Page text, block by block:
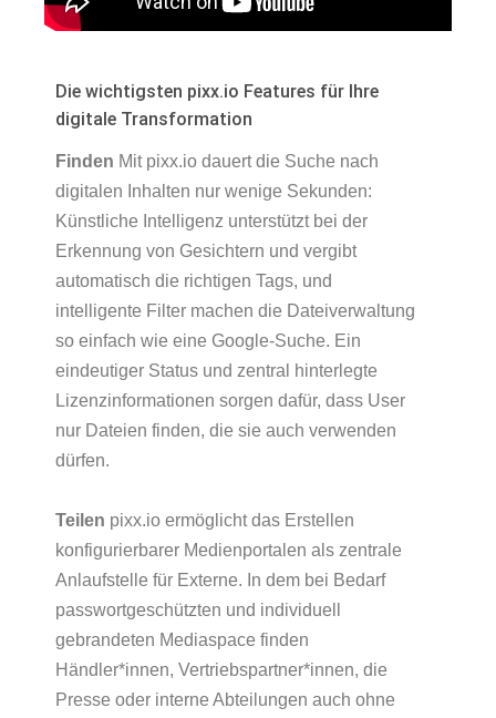
Die wichtigsten pixx.io Features für Ihre
digitale Transformation
Finden Mit pixx.io dauert die Suche nach
digitalen Inhalten nur wenige Sekunden:
Künstliche Intelligenz unterstützt bei der
Erkennung von Gesichtern und vergibt
automatisch die richtigen Tags, und
intelligente Filter machen die Dateiverwaltung
so einfach wie eine Google-Suche. Ein
eindeutiger Status und zentral hinterlegte
Lizenzinformationen sorgen dafür, dass User
nur Dateien finden, die sie auch verwenden
dürfen.
Teilen pixx.io ermöglicht das Erstellen
konfigurierbarer Medienportalen als zentrale
Anlaufstelle für Externe. In dem bei Bedarf
passwortgeschützten und individuell
gebrandeten Mediaspace finden
Händler*innen, Vertriebspartner*innen, die
Presse oder interne Abteilungen auch ohne